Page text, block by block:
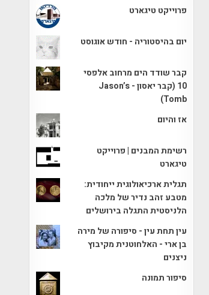
פרוייקט טיגארט
יום בהיסטוריה - חודש אוגוסט
קבר שודד הים מרחוב אלפסי
10 (קבר יאסון - Jason’s
Tomb)
אז והיום
רשימת המבנים | פרוייקט
טיגארט
תגלית ארכיאולוגית ייחודית:
מטבע זהב נדיר של מלכה
הלניסטית התגלה בירושלים
עין תחת עין - סיפורה של מירה
בן ארי - האלחוטנית מקיבוץ
ניצנים
סיפור תמונה